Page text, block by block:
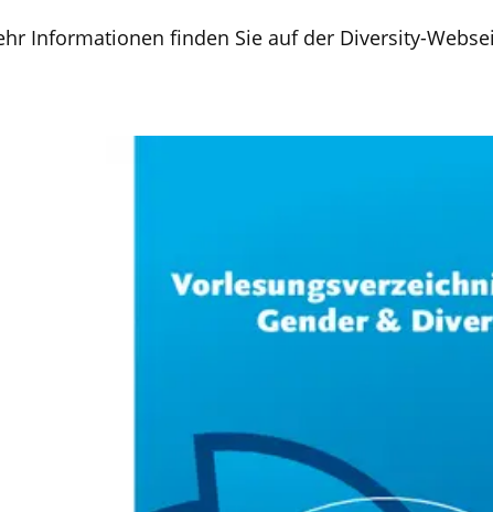
Informationen finden Sie auf der Diversity-